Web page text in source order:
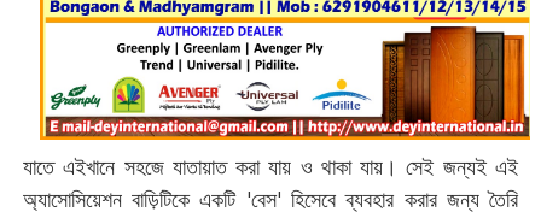
যাতে এইখানে সহজে যাতায়াত করা যায় ও থাকা যায়। সেই জন্যই এই
অ্যাসোসিয়েশন বাড়িটিকে একটি 'বেস' হিসেবে ব্যবহার করার জন্য তৈরি